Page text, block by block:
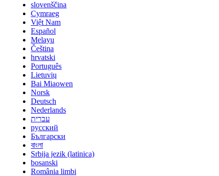
slovenščina
Cymraeg
Việt Nam
Español
Melayu
Čeština
hrvatski
Português
Lietuvių
Bai Miaowen
Norsk
Deutsch
Nederlands
עברית
русский
Български
বাংলা
Srbija jezik (latinica)
bosanski
România limbi